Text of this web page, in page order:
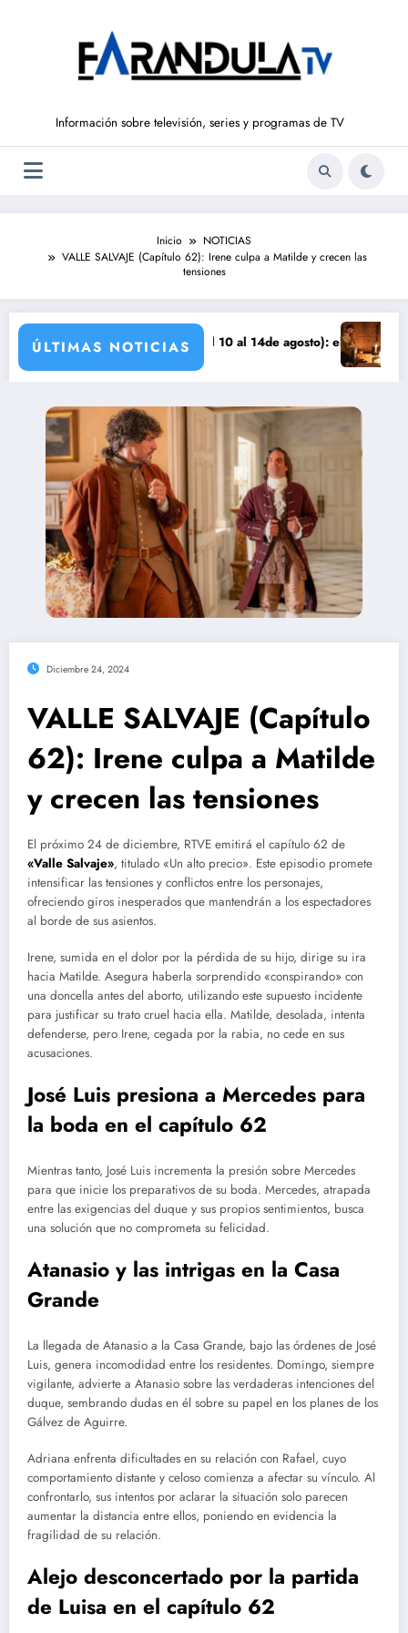
Información sobre televisión, series y programas de TV
Inicio
NOTICIAS
VALLE SALVAJE (Capítulo 62): Irene culpa a Matilde y crecen las
tensiones
ÚLTIMAS NOTICIAS
DE LIBERTAD’ (del 10 al 14de agosto): el secreto de Tasio
Avance
Diciembre 24, 2024
VALLE SALVAJE (Capítulo
62): Irene culpa a Matilde
y crecen las tensiones
El próximo 24 de diciembre, RTVE emitirá el capítulo 62 de
«Valle Salvaje», titulado «Un alto precio». Este episodio promete
intensificar las tensiones y conflictos entre los personajes,
ofreciendo giros inesperados que mantendrán a los espectadores
al borde de sus asientos.
Irene, sumida en el dolor por la pérdida de su hijo, dirige su ira
hacia Matilde. Asegura haberla sorprendido «conspirando» con
una doncella antes del aborto, utilizando este supuesto incidente
para justificar su trato cruel hacia ella. Matilde, desolada, intenta
defenderse, pero Irene, cegada por la rabia, no cede en sus
acusaciones.
José Luis presiona a Mercedes para
la boda en el capítulo 62
Mientras tanto, José Luis incrementa la presión sobre Mercedes
para que inicie los preparativos de su boda. Mercedes, atrapada
entre las exigencias del duque y sus propios sentimientos, busca
una solución que no comprometa su felicidad.
Atanasio y las intrigas en la Casa
Grande
La llegada de Atanasio a la Casa Grande, bajo las órdenes de José
Luis, genera incomodidad entre los residentes. Domingo, siempre
vigilante, advierte a Atanasio sobre las verdaderas intenciones del
duque, sembrando dudas en él sobre su papel en los planes de los
Gálvez de Aguirre.
Adriana enfrenta dificultades en su relación con Rafael, cuyo
comportamiento distante y celoso comienza a afectar su vínculo. Al
confrontarlo, sus intentos por aclarar la situación solo parecen
aumentar la distancia entre ellos, poniendo en evidencia la
fragilidad de su relación.
Alejo desconcertado por la partida
de Luisa en el capítulo 62